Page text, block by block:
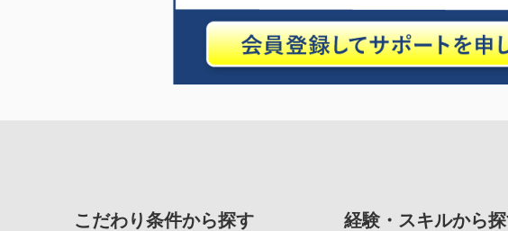
こだわり条件から探す 経験・スキルから